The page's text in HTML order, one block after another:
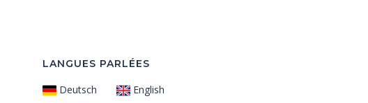
LANGUES PARLÉES
Deutsch
English